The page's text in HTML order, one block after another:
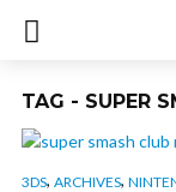
TAG - SUPER
3DS, ARCHIVES,